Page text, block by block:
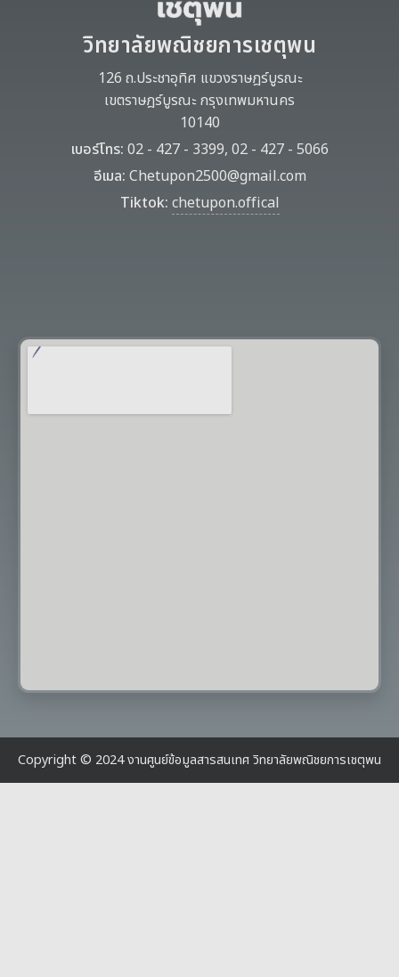
วิทยาลัยพณิชยการเชตุพน
126 ถ.ประชาอุทิศ แขวงราษฎร์บูรณะ
เขตราษฎร์บูรณะ กรุงเทพมหานคร
10140
เบอร์โทร: 02 - 427 - 3399, 02 - 427 - 5066
อีเมล: Chetupon2500@gmail.com
Tiktok: chetupon.offical
Copyright © 2024 งานศูนย์ข้อมูลสารสนเทศ วิทยาลัยพณิชยการเชตุพน